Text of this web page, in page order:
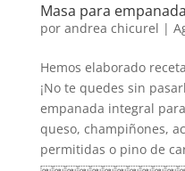
Masa para
por andrea chicurel |
Hemos elaborado
¡No te quedes sin
empanada integral
queso, champiñones,
permitidas o pino